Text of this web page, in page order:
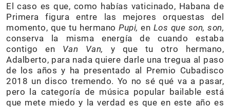
El caso es que, como habías vaticinado, Habana de
Primera figura entre las mejores orquestas del
momento, que tu hermano Pupi, en Los que son, son,
conserva la misma energía de cuando estaba
contigo en Van Van, y que tu otro hermano,
Adalberto, para nada quiere darle una tregua al paso
de los años y ha presentado al Premio Cubadisco
2018 un disco tremendo. Yo no sé qué va a pasar,
pero la categoría de música popular bailable está
que mete miedo y la verdad es que en este año es